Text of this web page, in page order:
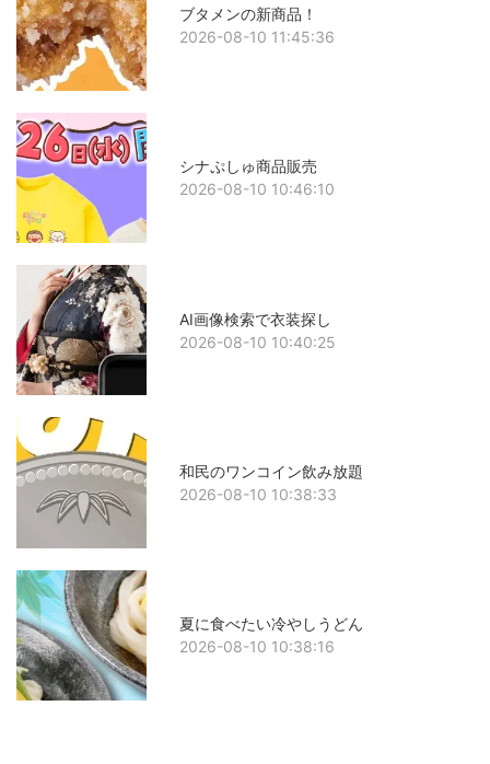
ブタメンの新商品！
2026-08-10 11:45:36
シナぷしゅ商品販売
2026-08-10 10:46:10
AI画像検索で衣装探し
2026-08-10 10:40:25
和民のワンコイン飲み放題
2026-08-10 10:38:33
夏に食べたい冷やしうどん
2026-08-10 10:38:16